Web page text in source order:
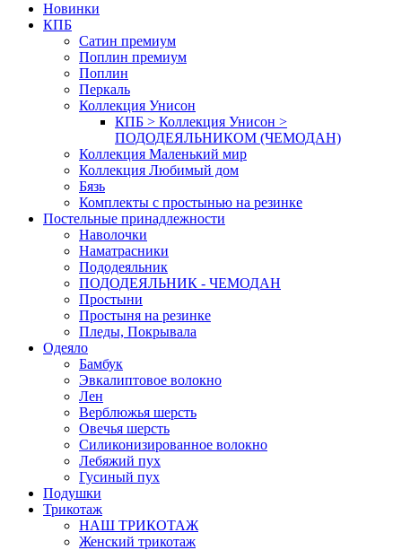
Новинки
КПБ
Сатин премиум
Поплин премиум
Поплин
Перкаль
Коллекция Унисон
КПБ > Коллекция Унисон >
ПОДОДЕЯЛЬНИКОМ (ЧЕМОДАН)
Коллекция Маленький мир
Коллекция Любимый дом
Бязь
Комплекты с простынью на резинке
Постельные принадлежности
Наволочки
Наматрасники
Пододеяльник
ПОДОДЕЯЛЬНИК - ЧЕМОДАН
Простыни
Простыня на резинке
Пледы, Покрывала
Одеяло
Бамбук
Эвкалиптовое волокно
Лен
Верблюжья шерсть
Овечья шерсть
Силиконизированное волокно
Лебяжий пух
Гусиный пух
Подушки
Трикотаж
НАШ ТРИКОТАЖ
Женский трикотаж